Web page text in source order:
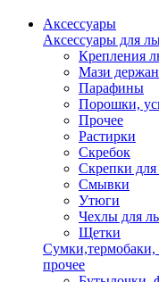
Аксессуары
Аксессуары для
Крепления
Мази
Парафины
Порошки,
Прочее
Растирки
Скребок
Скрепки
Смывки
Утюги
Чехлы для
Щетки
Сумки,термобаки,
прочее